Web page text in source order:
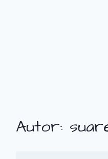
Autor: